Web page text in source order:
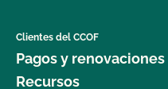
Clientes del CCOF
Pagos y renovaciones
Recursos